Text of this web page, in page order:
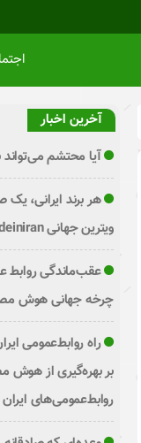
آخرین اخبار
آیا محتشم
هر برند ایرانی،
ویترین جهانی Madeiniran
عقب‌ماندگی روابط
چرخه جهانی هوش
راه روابط‌عمومی
بر بهره‌گیری از هوش
روابط‌عمومی‌های ایران